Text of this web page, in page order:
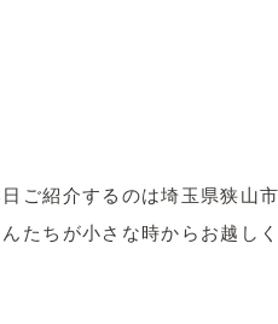
ご紹介するのは埼玉県狭山
たちが小さな時からお越し